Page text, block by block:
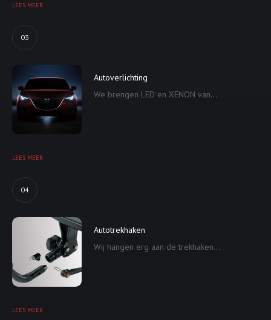
LEES MEER
03
Autoverlichting
We brengen LED en XENON van...
LEES MEER
04
Autotrekhaken
Wij hangen erg aan de trekhaken...
LEES MEER